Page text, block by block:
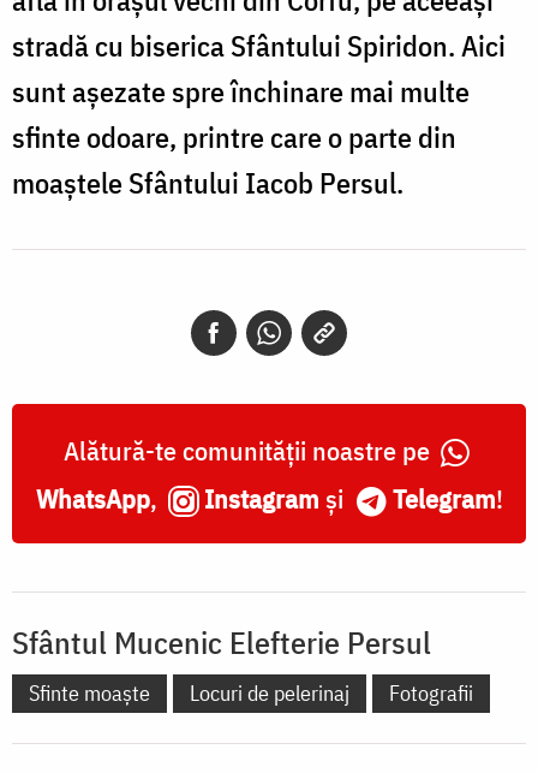
stradă cu biserica Sfântului Spiridon. Aici
sunt așezate spre închinare mai multe
sfinte odoare, printre care o parte din
moaștele Sfântului Iacob Persul.
Alătură-te comunității noastre pe
WhatsApp, Instagram și Telegram!
Sfântul Mucenic Elefterie Persul
Sfinte moaște Locuri de pelerinaj Fotografii